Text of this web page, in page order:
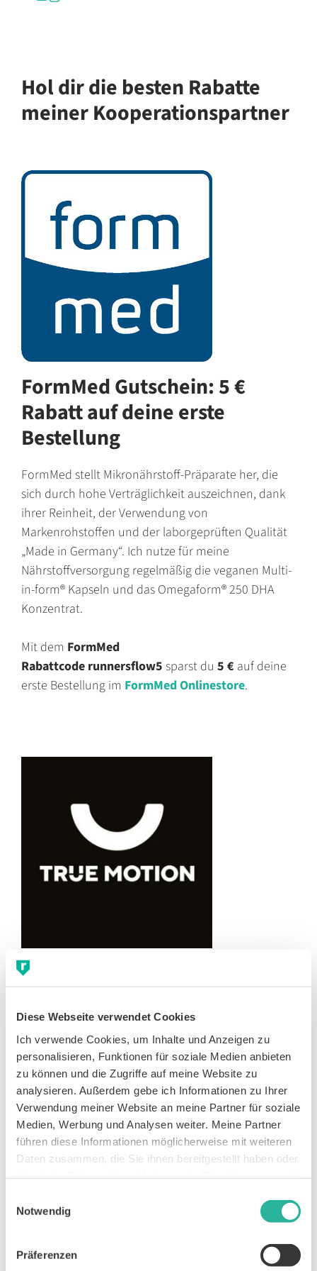
Diese Webseite verwendet Cookies
Ich verwende Cookies, um Inhalte und Anzeigen zu
personalisieren, Funktionen für soziale Medien anbieten
zu können und die Zugriffe auf meine Website zu
analysieren. Außerdem gebe ich Informationen zu Ihrer
Verwendung meiner Website an meine Partner für soziale
Medien, Werbung und Analysen weiter. Meine Partner
führen diese Informationen möglicherweise mit weiteren
Daten zusammen, die Sie ihnen bereitgestellt haben oder
Notwendig
Präferenzen
Hol dir die besten Rabatte
meiner Kooperationspartner
FormMed Gutschein: 5 €
Rabatt auf deine erste
Bestellung
FormMed stellt Mikronährstoff-Präparate her, die
sich durch hohe Verträglichkeit auszeichnen, dank
ihrer Reinheit, der Verwendung von
Markenrohstoffen und der laborgeprüften Qualität
„Made in Germany“. Ich nutze für meine
Nährstoffversorgung regelmäßig die veganen Multi-
in-form® Kapseln und das Omegaform® 250 DHA
Konzentrat.
Mit dem FormMed
Rabattcode runnersflow5 sparst du 5 € auf deine
erste Bestellung im FormMed Onlinestore.
True Motion Gutschein: 10 %
True Motion ist ein junges Unternehmen aus Köln,
das es sich zum Ziel gesetzt hat, Laufverletzungen
zu reduzieren. Denn laut Statistik verletzen sich
jedes Jahr 50 % aller LäuferInnen mindestens
einmal.1Und genau da setzen die Laufschuhe von
True Motion an.
15 % mehr Dämpfung